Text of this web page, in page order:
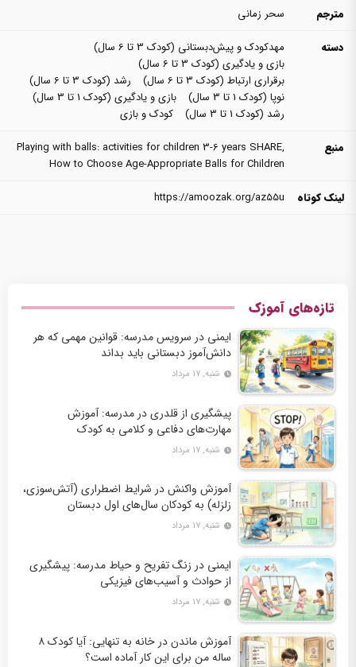
مترجم
سحر زمانی
دسته
مهدکودک و پیش‌دبستانی (کودک 3 تا 6 سال)
بازی و یادگیری (کودک 3 تا 6 سال)
برقراری ارتباط (کودک 3 تا 6 سال)
رشد (کودک 3 تا 6 سال)
نوپا (کودک 1 تا 3 سال)
بازی و یادگیری (کودک 1 تا 3 سال)
رشد (کودک 1 تا 3 سال)
کودک و بازی
منبع
Playing with balls: activities for children 3-6 years SHARE,
How to Choose Age-Appropriate Balls for Children
لینک کوتاه
https://amoozak.org/az55u
تازه‌های آموزک
ایمنی در سرویس مدرسه: قوانین مهمی که هر
دانش‌آموز دبستانی باید بداند
شنبه, ۱۷ مرداد
پیشگیری از قلدری در مدرسه: آموزش
مهارت‌های دفاعی و کلامی به کودک
شنبه, ۱۷ مرداد
آموزش واکنش در شرایط اضطراری (آتش‌سوزی،
زلزله) به کودکان سال‌های اول دبستان
شنبه, ۱۷ مرداد
ایمنی در زنگ تفریح و حیاط مدرسه: پیشگیری
از حوادث و آسیب‌های فیزیکی
شنبه, ۱۷ مرداد
آموزش ماندن در خانه به تنهایی: آیا کودک ۸
ساله من برای این کار آماده است؟